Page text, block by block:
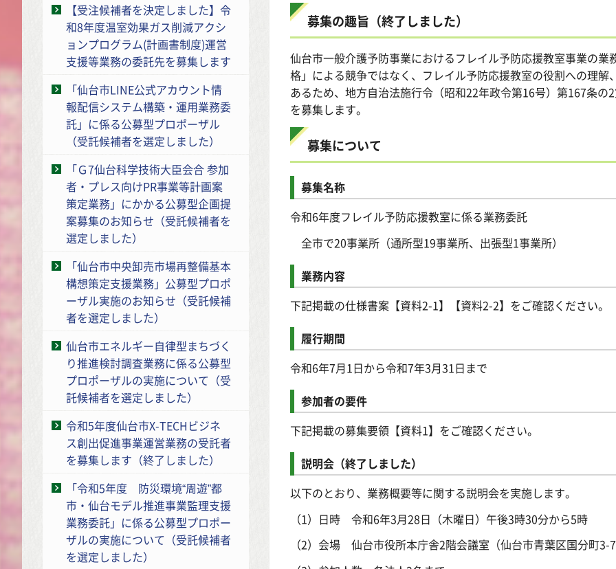
【受注候補者を決定しました】令
和8年度温室効果ガス削減アクシ
ョンプログラム(計画書制度)運営
支援等業務の委託先を募集します
「仙台市LINE公式アカウント情
報配信システム構築・運用業務委
託」に係る公募型プロポーザル
（受託候補者を選定しました）
「Ｇ7仙台科学技術大臣会合 参加
者・プレス向けPR事業等計画案
策定業務」にかかる公募型企画提
案募集のお知らせ（受託候補者を
選定しました）
「仙台市中央卸売市場再整備基本
構想策定支援業務」公募型プロポ
ーザル実施のお知らせ（受託候補
者を選定しました）
仙台市エネルギー自律型まちづく
り推進検討調査業務に係る公募型
プロポーザルの実施について（受
託候補者を選定しました）
令和5年度仙台市X-TECHビジネ
ス創出促進事業運営業務の受託者
を募集します（終了しました）
「令和5年度 防災環境“周遊”都
市・仙台モデル推進事業監理支援
業務委託」に係る公募型プロポー
ザルの実施について（受託候補者
を選定しました）
募集の趣旨（終了しました）
仙台市一般介護予防事業におけるフレイル予防応援教室事業の
格」による競争ではなく、フレイル予防応援教室の役割への理
あるため、地方自治法施行令（昭和22年政令第16号）第167条
を募集します。
募集について
募集名称
令和6年度フレイル予防応援教室に係る業務委託
全市で20事業所（通所型19事業所、出張型1事業所）
業務内容
下記掲載の仕様書案【資料2-1】【資料2-2】をご確認ください。
履行期間
令和6年7月1日から令和7年3月31日まで
参加者の要件
下記掲載の募集要領【資料1】をご確認ください。
説明会（終了しました）
以下のとおり、業務概要等に関する説明会を実施します。
（1）日時 令和6年3月28日（木曜日）午後3時30分から5時
（2）会場 仙台市役所本庁舎2階会議室（仙台市青葉区国分町3-